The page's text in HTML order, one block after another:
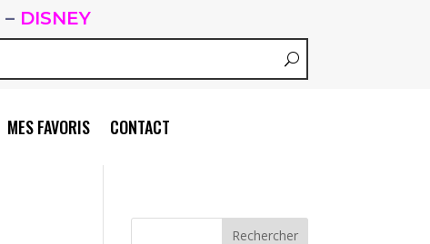
– DISNEY
MES FAVORIS CONTACT